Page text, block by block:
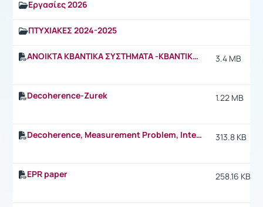
Εργασίες 2026
ΠΤΥΧΙΑΚΕΣ 2024-2025
ANOIKTA KBANTIKA ΣΥΣΤΗΜΑΤΑ -ΚΒΑΝΤΙΚΗ ΠΛΗΡΟΦΟΡΙΑ 3.4 MB
Decoherence-Zurek 1.22 MB
Decoherence, Measurement Problem, Interpretations of QM. Maximilian Schlosshauer.pdf 313.8 KB
EPR paper 258.16 KB